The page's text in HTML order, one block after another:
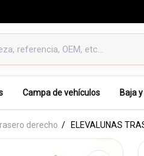
Campa de vehículos Baja
derecho ELEVALUNAS